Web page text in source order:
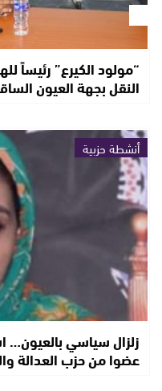
“مولود الكيرع” رئيساً
النقل بجهة العيون
أنشطة حزبية
عضوا من حزب العدالة